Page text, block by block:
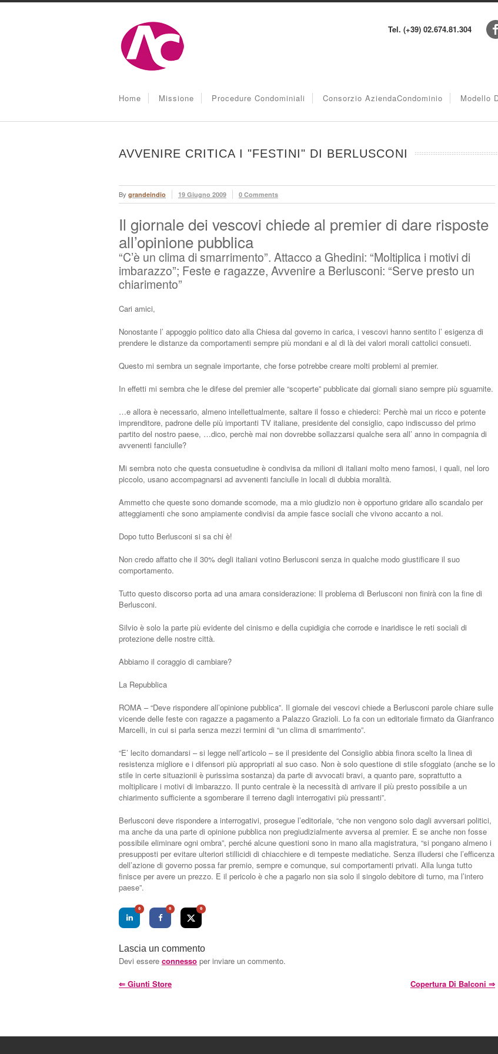
Tel. (+39) 02.674.81.304
Home Missione Procedure Condominiali Consorzio AziendaCondominio Modello
AVVENIRE CRITICA I "FESTINI" DI BERLUSCONI
By grandeindio 19 Giugno 2009 0 Comments
Il giornale dei vescovi chiede al premier di dare risposte
all’opinione pubblica
“C’è un clima di smarrimento”. Attacco a Ghedini: “Moltiplica i motivi di
imbarazzo”; Feste e ragazze, Avvenire a Berlusconi: “Serve presto un
chiarimento”
Cari amici,
Nonostante l’ appoggio politico dato alla Chiesa dal governo in carica, i vescovi hanno sentito l’ esigenza di
prendere le distanze da comportamenti sempre più mondani e al di là dei valori morali cattolici consueti.
Questo mi sembra un segnale importante, che forse potrebbe creare molti problemi al premier.
In effetti mi sembra che le difese del premier alle “scoperte” pubblicate dai giornali siano sempre più sguarnite.
…e allora è necessario, almeno intellettualmente, saltare il fosso e chiederci: Perchè mai un ricco e potente
imprenditore, padrone delle più importanti TV italiane, presidente del consiglio, capo indiscusso del primo
partito del nostro paese, …dico, perchè mai non dovrebbe sollazzarsi qualche sera all’ anno in compagnia di
avvenenti fanciulle?
Mi sembra noto che questa consuetudine è condivisa da milioni di italiani molto meno famosi, i quali, nel loro
piccolo, usano accompagnarsi ad avvenenti fanciulle in locali di dubbia moralità.
Ammetto che queste sono domande scomode, ma a mio giudizio non è opportuno gridare allo scandalo per
atteggiamenti che sono ampiamente condivisi da ampie fasce sociali che vivono accanto a noi.
Dopo tutto Berlusconi si sa chi è!
Non credo affatto che il 30% degli italiani votino Berlusconi senza in qualche modo giustificare il suo
comportamento.
Tutto questo discorso porta ad una amara considerazione: Il problema di Berlusconi non finirà con la fine di
Berlusconi.
Silvio è solo la parte più evidente del cinismo e della cupidigia che corrode e inaridisce le reti sociali di
protezione delle nostre città.
Abbiamo il coraggio di cambiare?
La Repubblica
ROMA – “Deve rispondere all’opinione pubblica”. Il giornale dei vescovi chiede a Berlusconi parole chiare sulle
vicende delle feste con ragazze a pagamento a Palazzo Grazioli. Lo fa con un editoriale firmato da Gianfranco
Marcelli, in cui si parla senza mezzi termini di “un clima di smarrimento”.
“E’ lecito domandarsi – si legge nell’articolo – se il presidente del Consiglio abbia finora scelto la linea di
resistenza migliore e i difensori più appropriati al suo caso. Non è solo questione di stile sfoggiato (anche se lo
stile in certe situazionii è purissima sostanza) da parte di avvocati bravi, a quanto pare, soprattutto a
moltiplicare i motivi di imbarazzo. Il punto centrale è la necessità di arrivare il più presto possibile a un
chiarimento sufficiente a sgomberare il terreno dagli interrogativi più pressanti”.
Berlusconi deve rispondere a interrogativi, prosegue l’editoriale, “che non vengono solo dagli avversari politici,
ma anche da una parte di opinione pubblica non pregiudizialmente avversa al premier. E se anche non fosse
possibile eliminare ogni ombra”, perché alcune questioni sono in mano alla magistratura, “si pongano almeno i
presupposti per evitare ulteriori stillicidi di chiacchiere e di tempeste mediatiche. Senza illudersi che l’efficenza
dell’azione di governo possa far premio, sempre e comunque, sui comportamenti privati. Alla lunga tutto
finisce per avere un prezzo. E il pericolo è che a pagarlo non sia solo il singolo debitore di turno, ma l’intero
paese”.
0 0 0
Lascia un commento
Devi essere connesso per inviare un commento.
⇐ Giunti Store Copertura Di Balconi ⇒